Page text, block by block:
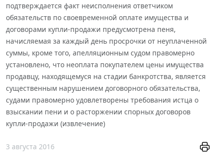
подтверждается факт неисполнения ответчиком
обязательств по своевременной оплате имущества и
договорами купли-продажи предусмотрена пеня,
начисляемая за каждый день просрочки от неуплаченной
суммы, кроме того, апелляционным судом правомерно
установлено, что неоплата покупателем цены имущества
продавцу, находящемуся на стадии банкротства, является
существенным нарушением договорного обязательства,
судами правомерно удовлетворены требования истца о
взыскании пени и о расторжении спорных договоров
купли-продажи (извлечение)
3 августа 2016